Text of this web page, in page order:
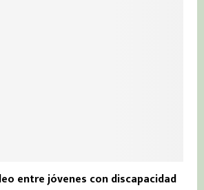
entre jóvenes con discapacidad